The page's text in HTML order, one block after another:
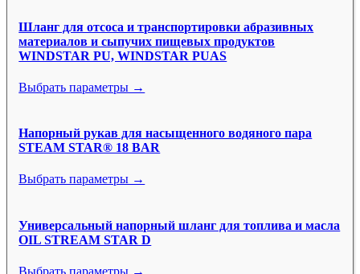
Шланг для отсоса и транспортировки абразивных
материалов и сыпучих пищевых продуктов
WINDSTAR PU, WINDSTAR PUAS
Выбрать параметры →
Напорный рукав для насыщенного водяного пара
STEAM STAR® 18 BAR
Выбрать параметры →
Универсальный напорный шланг для топлива и масла
OIL STREAM STAR D
Выбрать параметры →